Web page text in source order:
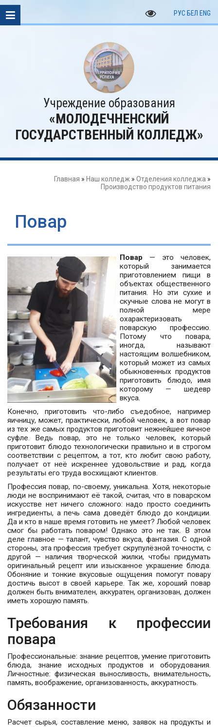
РУС БЕЛ ENG
Учреждение образования
«МОЛОДЕЧНЕНСКИЙ
ГОСУДАРСТВЕННЫЙ КОЛЛЕДЖ»
Главная » Наш колледж » Отделения колледжа »
Производство продуктов питания
Повар
Повар — это человек,
который занимается
приготовлением пищи в
объектах общественного
питания. Но эти сухие и
скучные слова не могут в
полной мере
охарактеризовать
поварскую профессию.
Потому что повара,
иногда, называют
настоящим волшебником,
который может из самых
обыкновенных продуктов
приготовить блюдо, имя
которому — шедевр
вкуса.
Конечно, приготовить что-либо съедобное, например
яичницу, может, практически, любой человек, а вот повар
из тех же самых продуктов приготовит нежнейшее яичное
суфле. Ведь повар, это не только человек, который
приготовит блюдо технологически правильно и в строгом
соответствии с рецептом, а тот, кто любит свою работу,
получает от неё искреннее удовольствие и рад, когда
результаты его труда восхищают клиентов.
Профессия повар, по-своему, уникальна. Хотя, некоторые
люди не воспринимают её такой, считая, что в поварском
искусстве нет ничего сложного: надо просто соединить
ингредиенты, а печь сама доведёт блюдо до кондиции.
Да и кто в наше время готовить не умеет? Любой человек
смог бы работать поваром! Однако это не так. В этом
деле главное — талант, чувство вкуса, фантазия. С одной
стороны, эта профессия требует скрупулёзной точности, с
другой — наличия творческой жилки, чтобы придумать
оригинальный рецепт или изысканное украшение блюда.
Обоняние и тонкие вкусовые ощущения помогут повару
достичь высот в своей карьере. Так же, хороший повар
должен быть внимателен, аккуратен, организован, должен
иметь хорошую память.
Требования к профессии
повара
Профессиональные: знание рецептов, умение приготовить
блюда, знание исходных продуктов и оборудования.
Личностные: физическая выносливость, внимательность,
память, воображение, организованность, аккуратность.
Обязанности
Расчет сырья, составление меню, заявок на продукты и